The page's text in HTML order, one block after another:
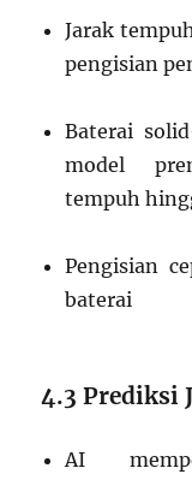
Jarak
pengisian
Baterai
model
tempuh
Pengisian
baterai
4.3 Prediksi
AI